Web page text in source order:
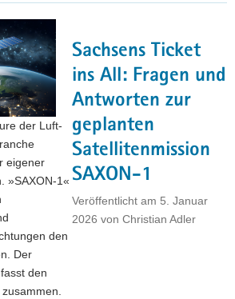
Sachsens Ticket
ins All: Fragen und
Antworten zur
geplanten
Satellitenmission
SAXON-1
Veröffentlicht am 5. Januar
2026 von Christian Adler
der Luft-
eigener
»SAXON-1«
den
Der
den